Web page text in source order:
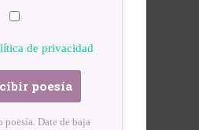
de privacidad
poesía. Date de baja